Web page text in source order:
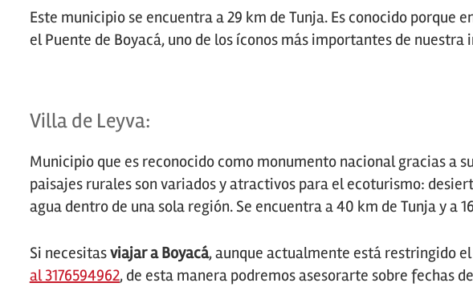
Este municipio se encuentra a 29 km de Tunja. Es conocido porque
el Puente de Boyacá, uno de los íconos más importantes de nuestra
Villa de Leyva:
Municipio que es reconocido como monumento nacional gracias a
paisajes rurales son variados y atractivos para el ecoturismo:
agua dentro de una sola región. Se encuentra a 40 km de Tunja y a
Si necesitasviajar a Boyacá, aunque actualmente está restringido el
al 3176594962, de esta manera podremos asesorarte sobre fechas